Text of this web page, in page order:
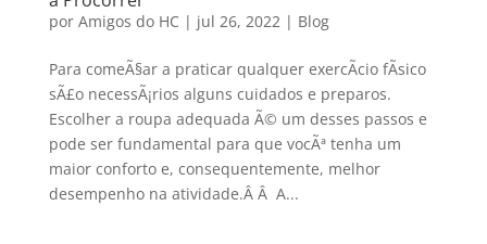
por Amigos do HC | jul 26, 2022 | Blog
Para comeÃ§ar a praticar qualquer exercÃ­cio fÃ­sico
sÃ£o necessÃ¡rios alguns cuidados e preparos.
Escolher a roupa adequada Ã© um desses passos e
pode ser fundamental para que vocÃª tenha um
maior conforto e, consequentemente, melhor
desempenho na atividade.Â Â A...